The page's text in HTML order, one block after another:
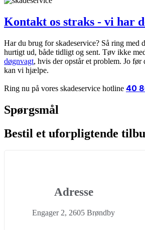
Kontakt os straks - vi har
Har du brug for skadeservice? Så ring med
hurtigt ud, både tidligt og sent. Tøv ikke
døgnvagt, hvis der opstår et problem. Jo
kan vi hjælpe.
Ring nu på vores skadeservice hotline 40
Spørgsmål
Bestil et uforpligtende
Adresse
Engager 2, 2605 Brøndby